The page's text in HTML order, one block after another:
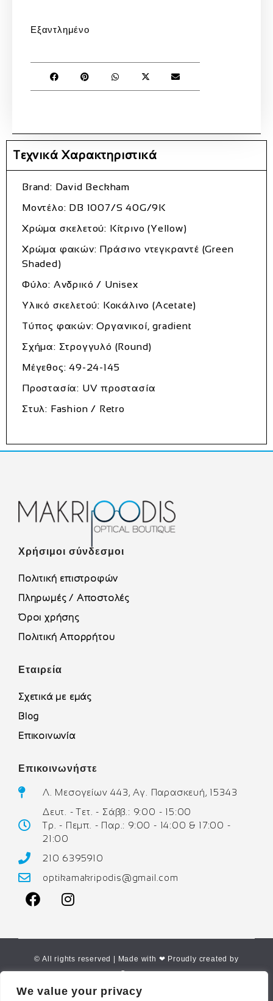
We value your privacy
Εξαντλημένο
Τεχνικά Χαρακτηριστικά
Brand: David Beckham
Μοντέλο: DB 1007/S 40G/9K
Χρώμα σκελετού: Κίτρινο (Yellow)
Χρώμα φακών: Πράσινο ντεγκραντέ (Green
Shaded)
Φύλο: Ανδρικό / Unisex
Υλικό σκελετού: Κοκάλινο (Acetate)
Τύπος φακών: Οργανικοί, gradient
Σχήμα: Στρογγυλό (Round)
Μέγεθος: 49-24-145
Προστασία: UV προστασία
Στυλ: Fashion / Retro
Χρήσιμοι σύνδεσμοι
Πολιτική επιστροφών
Πληρωμές / Αποστολές
Όροι χρήσης
Πολιτική Απορρήτου
Εταιρεία
Σχετικά με εμάς
Blog
Επικοινωνία
Επικοινωνήστε
Λ. Μεσογείων 443, Αγ. Παρασκευή, 15343
Δευτ. - Τετ. - Σάββ.: 9:00 - 15:00
Τρ. - Πεμπ. - Παρ.: 9:00 - 14:00 & 17:00 -
21:00
210 6395910
optikamakripodis@gmail.com
© All rights reserved | Made with ❤ Proudly created by
Corne.gr